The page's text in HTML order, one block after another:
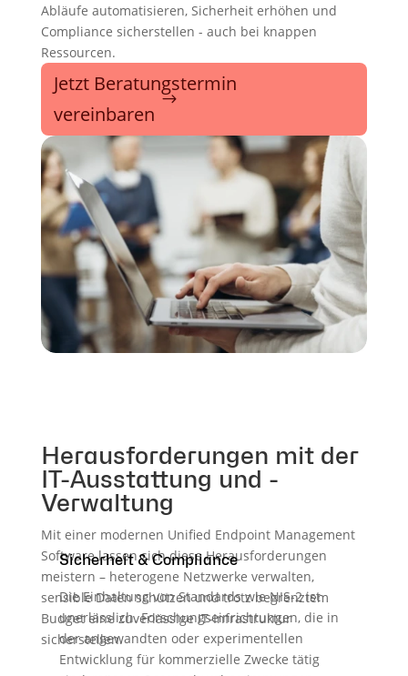
Abläufe automatisieren, Sicherheit erhöhen und
Compliance sicherstellen - auch bei knappen
Ressourcen.
Jetzt Beratungstermin
vereinbaren
Herausforderungen mit der
IT-Ausstattung und -
Verwaltung
Mit einer modernen Unified Endpoint Management
Software lassen sich diese Herausforderungen
meistern – heterogene Netzwerke verwalten,
sensible Daten schützen und trotz begrenztem
Budget eine zuverlässige IT-Infrastruktur
sicherstellen.
Sicherheit & Compliance
Die Einhaltung von Standards wie NIS-2 ist
unerlässlich. Forschungseinrichtungen, die in
der angewandten oder experimentellen
Entwicklung für kommerzielle Zwecke tätig